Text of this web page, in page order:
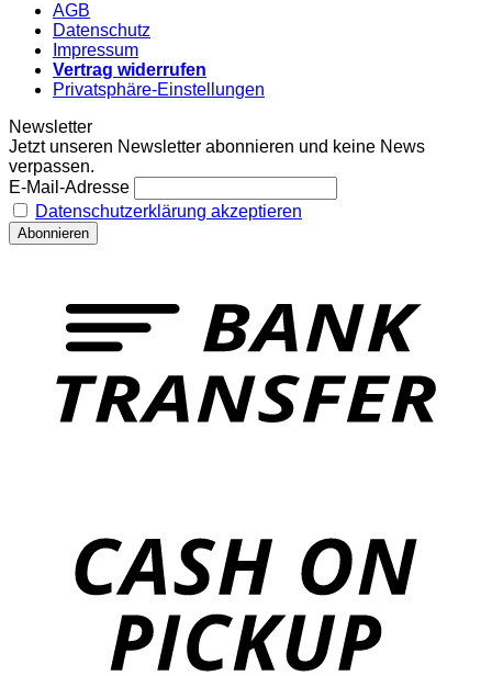
AGB
Datenschutz
Impressum
Vertrag widerrufen
Privatsphäre-Einstellungen
Newsletter
Jetzt unseren Newsletter abonnieren und keine News
verpassen.
E-Mail-Adresse
Datenschutzerklärung akzeptieren